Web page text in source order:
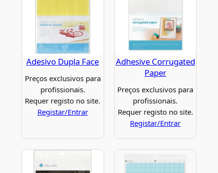
Adesivo Dupla Face
Preços exclusivos para
profissionais.
Requer registo no site.
Registar/Entrar
Adhesive Corrugated
Paper
Preços exclusivos para
profissionais.
Requer registo no site.
Registar/Entrar